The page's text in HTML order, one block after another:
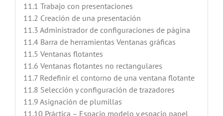
11.1 Trabajo con presentaciones
11.2 Creación de una presentación
11.3 Administrador de configuraciones de página
11.4 Barra de herramientas Ventanas gráficas
11.5 Ventanas flotantes
11.6 Ventanas flotantes no rectangulares
11.7 Redefinir el contorno de una ventana flotante
11.8 Selección y configuración de trazadores
11.9 Asignación de plumillas
11.10 Práctica – Espacio modelo y espacio papel